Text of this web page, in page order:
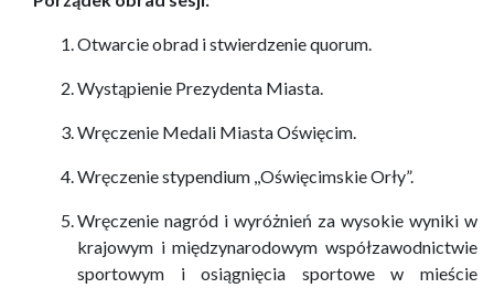
Otwarcie obrad i stwierdzenie quorum.
Wystąpienie Prezydenta Miasta.
Wręczenie Medali Miasta Oświęcim.
Wręczenie stypendium ,,Oświęcimskie Orły”.
Wręczenie nagród i wyróżnień za wysokie wyniki w
krajowym i międzynarodowym współzawodnictwie
sportowym i osiągnięcia sportowe w mieście